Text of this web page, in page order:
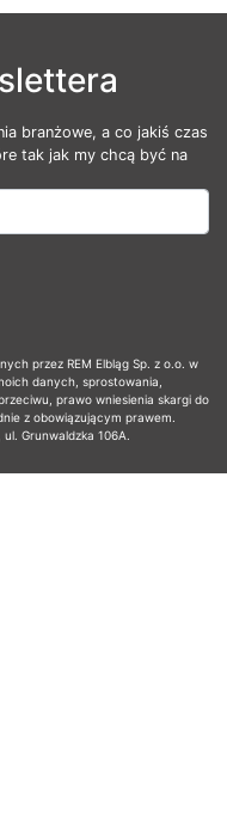
branżowe, a co jakiś czas
tak jak my chcą być na
przez REM Elbląg Sp. z o.o. w
danych, sprostowania,
prawo wniesienia skargi do
z obowiązującym prawem.
Grunwaldzka 106A.